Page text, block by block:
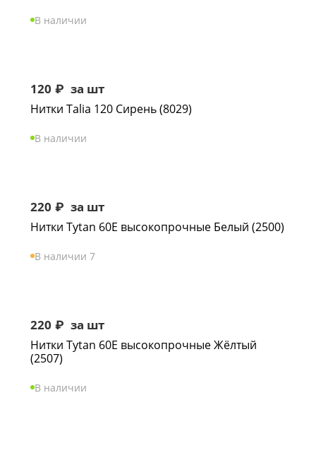
В наличии
120 ₽ за шт
Нитки Talia 120 Сирень (8029)
В наличии
220 ₽ за шт
Нитки Tytan 60Е высокопрочные Белый (2500)
В наличии 7
220 ₽ за шт
Нитки Tytan 60Е высокопрочные Жёлтый
(2507)
В наличии